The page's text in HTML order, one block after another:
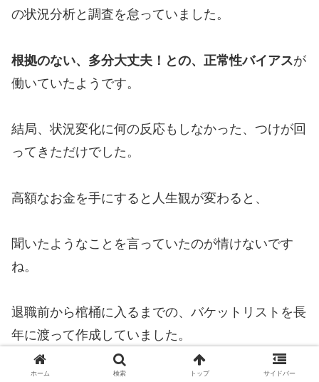
の状況分析と調査を怠っていました。
根拠のない、多分大丈夫！との、正常性バイアスが
働いていたようです。
結局、状況変化に何の反応もしなかった、つけが回
ってきただけでした。
高額なお金を手にすると人生観が変わると、
聞いたようなことを言っていたのが情けないです
ね。
退職前から棺桶に入るまでの、バケットリストを長
年に渡って作成していました。
ホーム 検索 トップ サイドバー